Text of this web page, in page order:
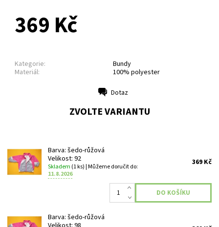
369 Kč
Kategorie:
Bundy
Materiál:
100% polyester
Dotaz
ZVOLTE VARIANTU
Barva: šedo-růžová
Velikost: 92
Skladem (1 ks)| Můžeme doručit do:
11.8.2026
369 Kč
Barva: šedo-růžová